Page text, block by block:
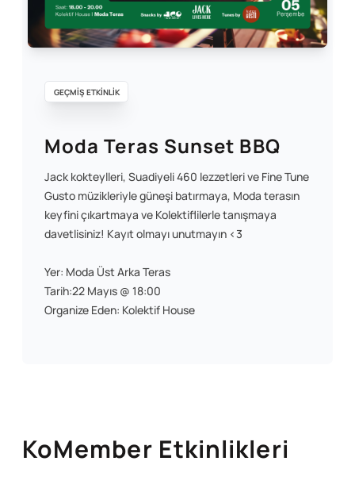
GEÇMİŞ ETKİNLİK
Moda Teras Sunset BBQ
Jack kokteylleri, Suadiyeli 460 lezzetleri ve Fine Tune
Gusto müzikleriyle güneşi batırmaya, Moda terasın
keyfini çıkartmaya ve Kolektiflilerle tanışmaya
davetlisiniz! Kayıt olmayı unutmayın <3
Yer: Moda Üst Arka Teras
Tarih:22 Mayıs @ 18:00
Organize Eden: Kolektif House
KoMember Etkinlikleri